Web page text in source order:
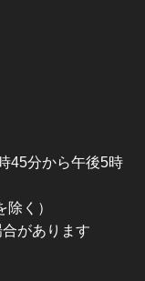
45分から午後5時
く）
があります